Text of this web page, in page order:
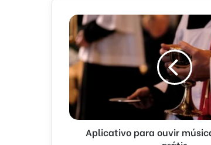
Aplicativo para ouvir